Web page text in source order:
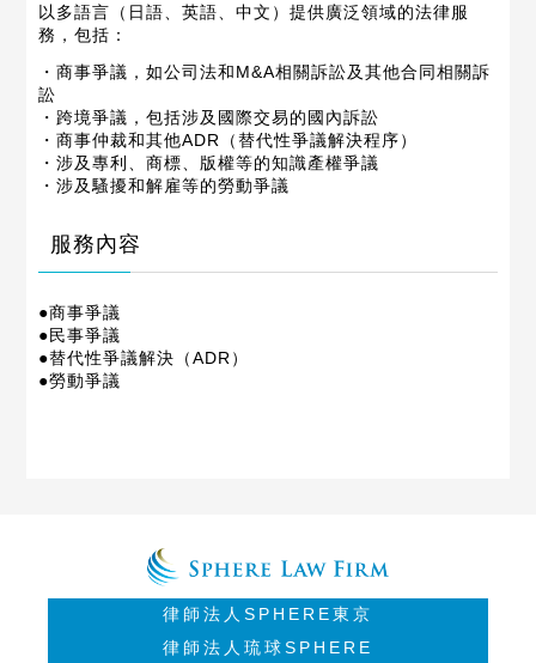
以多語言（日語、英語、中文）提供廣泛領域的法律服
務，包括：
・商事爭議，如公司法和M&A相關訴訟及其他合同相關訴
訟
・跨境爭議，包括涉及國際交易的國內訴訟
・商事仲裁和其他ADR（替代性爭議解決程序）
・涉及專利、商標、版權等的知識產權爭議
・涉及騷擾和解雇等的勞動爭議
服務內容
●商事爭議
●民事爭議
●替代性爭議解決（ADR）
●勞動爭議
律師法人SPHERE東京
律師法人琉球SPHERE